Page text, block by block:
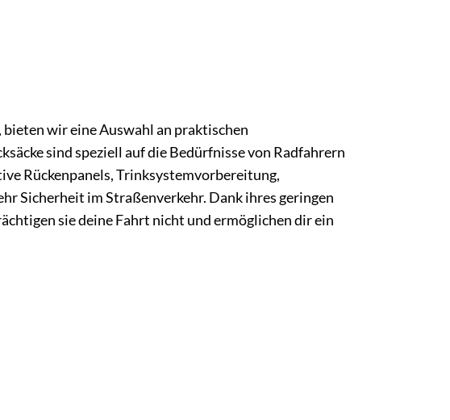
wir eine Auswahl an praktischen
sind speziell auf die Bedürfnisse von Radfahrern
Rückenpanels, Trinksystemvorbereitung,
Sicherheit im Straßenverkehr. Dank ihres geringen
sie deine Fahrt nicht und ermöglichen dir ein